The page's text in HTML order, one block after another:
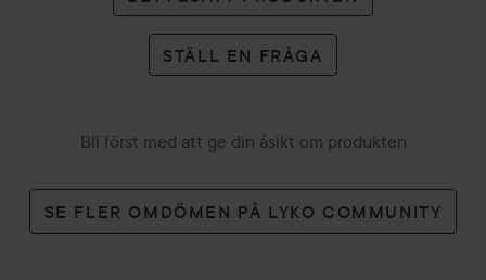
STÄLL EN FRÅGA
Bli först med att ge din åsikt om produkten
SE FLER OMDÖMEN PÅ LYKO COMMUNITY